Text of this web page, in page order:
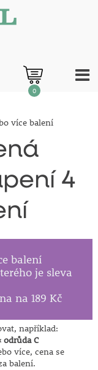
0
více balení
4
balení
je sleva
na 189 Kč
například:
odrůda C
více, cena se
balení.